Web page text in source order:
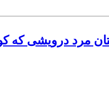
مرد درویشی که